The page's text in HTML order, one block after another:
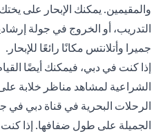
والمقيمين. يمكنك الإبحار على
التدريب، أو الخروج في جولة
جميرا وأتلانتس مكانًا رائعًا للإبحار.
إذا كنت في دبي، فيمكنك أيضًا
الشراعية لمشاهد مناظر خلابة
الرحلات البحرية في قناة دبي في
الجميلة على طول ضفافها. إذا كنت